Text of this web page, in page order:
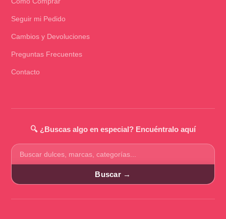
Seguir mi Pedido
Cambios y Devoluciones
Preguntas Frecuentes
Contacto
🔍 ¿Buscas algo en especial? Encuéntralo aquí
Buscar
productos
Buscar →